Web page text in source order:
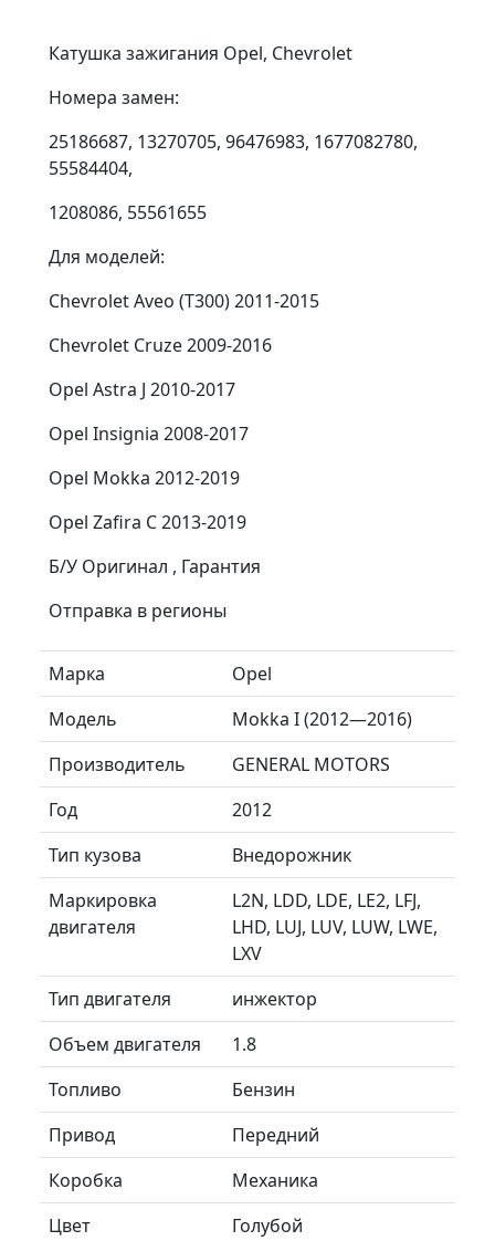
Катушка зажигания Opel, Chevrolet
Номера замен:
25186687, 13270705, 96476983, 1677082780,
55584404,
1208086, 55561655
Для моделей:
Chevrolet Aveo (T300) 2011-2015
Chevrolet Cruze 2009-2016
Opel Astra J 2010-2017
Opel Insignia 2008-2017
Opel Mokka 2012-2019
Opel Zafira C 2013-2019
Б/У Оригинал , Гарантия
Отправка в регионы
Марка
Opel
Модель
Mokka I (2012—2016)
Производитель
GENERAL MOTORS
Год
2012
Тип кузова
Внедорожник
Маркировка
двигателя
L2N, LDD, LDE, LE2, LFJ,
LHD, LUJ, LUV, LUW, LWE,
LXV
Тип двигателя
инжектор
Объем двигателя
1.8
Топливо
Бензин
Привод
Передний
Коробка
Механика
Цвет
Голубой